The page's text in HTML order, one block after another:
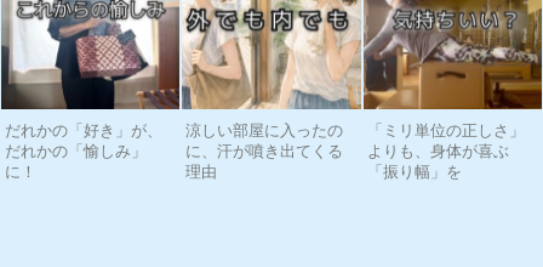
だれかの「好き」が、
だれかの「愉しみ」
に！
涼しい部屋に入ったの
に、汗が噴き出てくる
理由
「ミリ単位の正しさ」
よりも、身体が喜ぶ
「振り幅」を